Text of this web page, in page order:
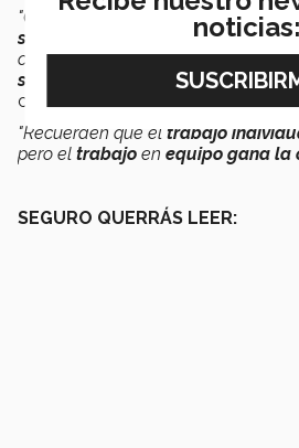
"Cuando ustedeseligieronel color
significado
de cada uno, aquí un
colornegrorepresenta elpodery
sabiduría
lealtad y elrosa
compartió la directora de
"Recuerden que el trabajo
pero el trabajo en equipo gana la
SEGURO QUERRÁS LEER:
noticias: